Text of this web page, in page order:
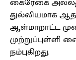
துல்லியமாக
ஆள்மாறாட்ட
முற்றுப்புள்ளி
நம்புகிறது.